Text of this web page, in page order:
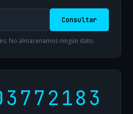
Consultar
No almacenamos ningún dato.